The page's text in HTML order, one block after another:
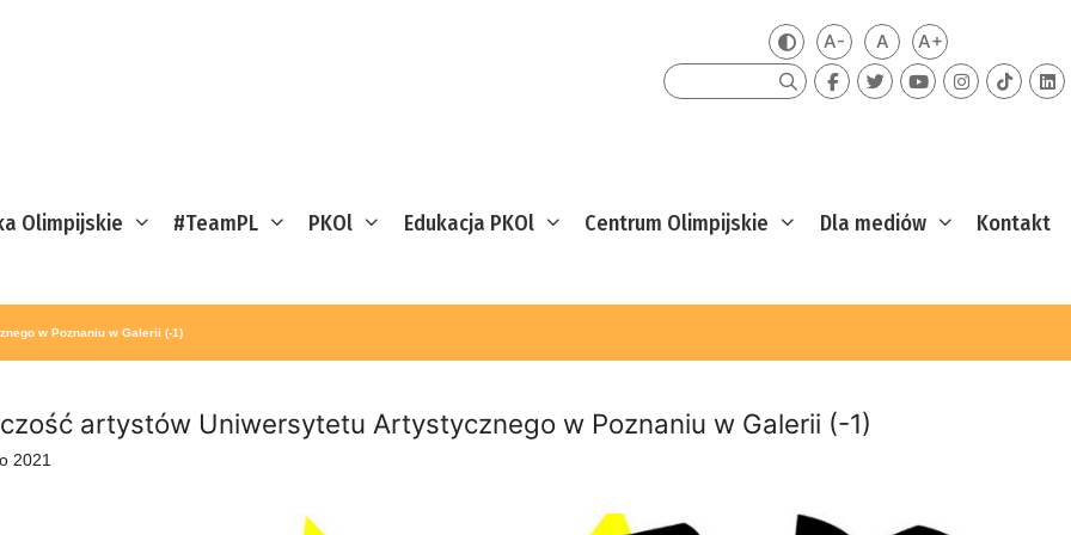
Zmień kontrast
A-Mniejsza czcionka
ADomyślna czcionka
A+Większa
Szukaj
Olimpijskie #TeamPL PKOl Edukacja PKOl Centrum Olimpijskie Dla mediów Kontakt
w Poznaniu w Galerii (-1)
artystów Uniwersytetu Artystycznego w Poznaniu w Galerii (-1)
2021